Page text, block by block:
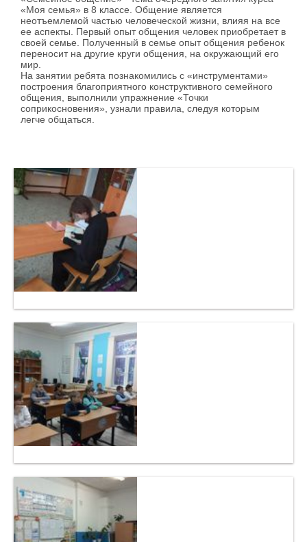
«Моя семья» в 8 классе. Общение является
неотъемлемой частью человеческой жизни, влияя на все
ее аспекты. Первый опыт общения человек приобретает в
своей семье. Полученный в семье опыт общения ребенок
переносит на другие круги общения, на окружающий его
мир.
На занятии ребята познакомились с «инструментами»
построения благоприятного конструктивного семейного
общения, выполнили упражнение «Точки
соприкосновения», узнали правила, следуя которым
легче общаться.